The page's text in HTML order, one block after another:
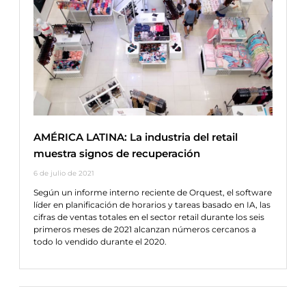
AMÉRICA LATINA: La industria del retail
muestra signos de recuperación
6 de julio de 2021
Según un informe interno reciente de Orquest, el software
líder en planificación de horarios y tareas basado en IA, las
cifras de ventas totales en el sector retail durante los seis
primeros meses de 2021 alcanzan números cercanos a
todo lo vendido durante el 2020.